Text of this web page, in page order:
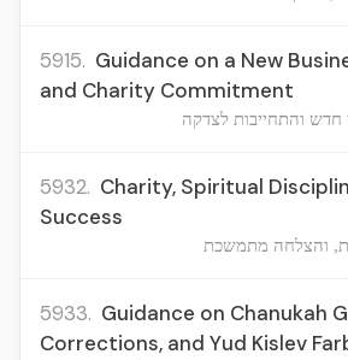
5915. Guidance on a New
and Charity Commitment
והתחייבות לצדקה
5932. Charity, Spiritual
Success
והצלחה מתמשכת
5933. Guidance on Chanukah
Corrections, and Yud Kislev